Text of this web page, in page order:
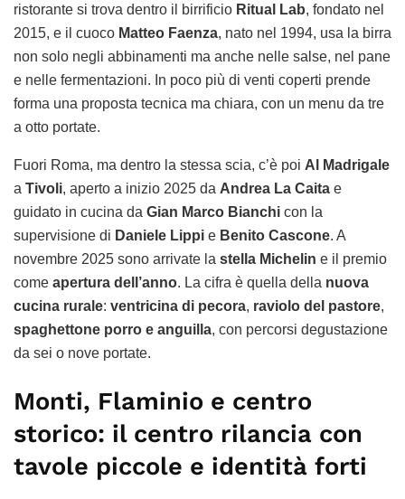
ristorante si trova dentro il birrificio Ritual Lab, fondato nel
2015, e il cuoco Matteo Faenza, nato nel 1994, usa la birra
non solo negli abbinamenti ma anche nelle salse, nel pane
e nelle fermentazioni. In poco più di venti coperti prende
forma una proposta tecnica ma chiara, con un menu da tre
a otto portate.
Fuori Roma, ma dentro la stessa scia, c’è poi Al Madrigale
a Tivoli, aperto a inizio 2025 da Andrea La Caita e
guidato in cucina da Gian Marco Bianchi con la
supervisione di Daniele Lippi e Benito Cascone. A
novembre 2025 sono arrivate la stella Michelin e il premio
come apertura dell’anno. La cifra è quella della nuova
cucina rurale: ventricina di pecora, raviolo del pastore,
spaghettone porro e anguilla, con percorsi degustazione
da sei o nove portate.
Monti, Flaminio e centro
storico: il centro rilancia con
tavole piccole e identità forti